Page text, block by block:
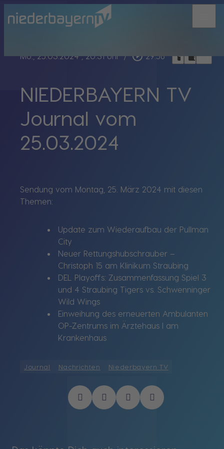
Mo., 25.03.2024, 20:31 Uhr / play_circle_outline 29:56 headphoneschrome_reader_modebookmark_border
NIEDERBAYERN TV
Journal vom
25.03.2024
Sendung vom Montag, 25. März 2024 mit diesen
Themen:
Update zum Wiederaufbau der Pullman
City
Neuer Rettungshubschrauber –
Christoph 15 am Klinikum Straubing
DEL Playoffs: Zusammenfassung Spiel 3
und 4 Straubing Tigers vs. Schwenninger
Wild Wings
Einweihung des erneuerten Ambulanten
OP-Zentrums im Ärztehaus I am
Krankenhaus
Journal Nachrichten Niederbayern TV